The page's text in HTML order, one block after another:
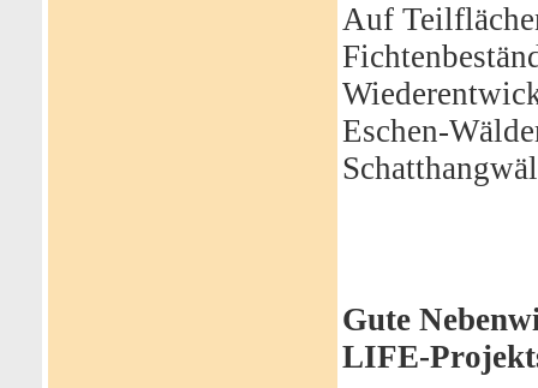
Auf
Eschen-
Gute
LIFE-